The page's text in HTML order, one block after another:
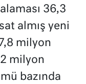
36,3
almış yeni
milyon
milyon
bazında